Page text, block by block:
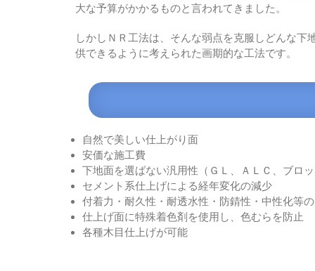
大な予算がかかるものと言われてきました。
しかしＮＲ工法は、そんな弱点を克服しどんな
供できるように考えられた画期的な工法です。
自然で美しい仕上がり面
安価な施工費
下地面を選ばない汎用性（ＧＬ、ＡＬＣ、ブロ
セメント系仕上げによる経年変化の減少
付着力・耐久性・耐透水性・防錆性・中性化等
仕上げ面に特殊着色剤を使用し、色むらを防止
各種木目仕上げが可能